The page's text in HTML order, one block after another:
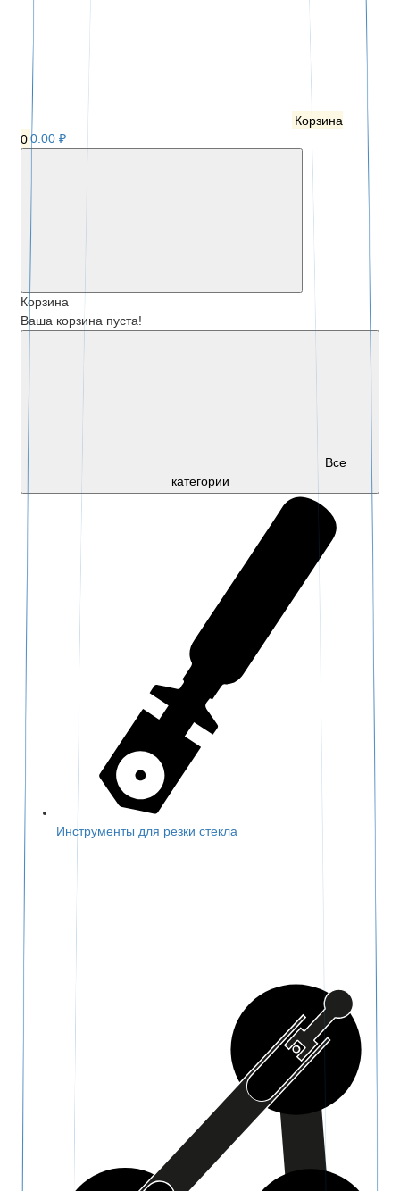
Корзина
00.00 ₽
Корзина
Ваша корзина пуста!
Все
категории
Инструменты для резки стекла